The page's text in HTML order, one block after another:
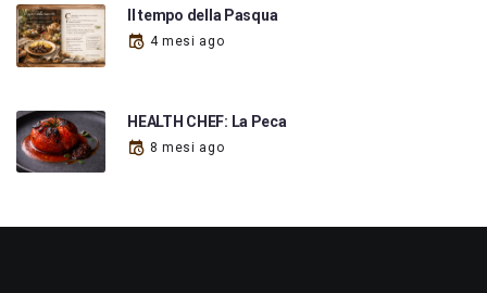
Il tempo della Pasqua
4 mesi ago
HEALTH CHEF: La Peca
8 mesi ago